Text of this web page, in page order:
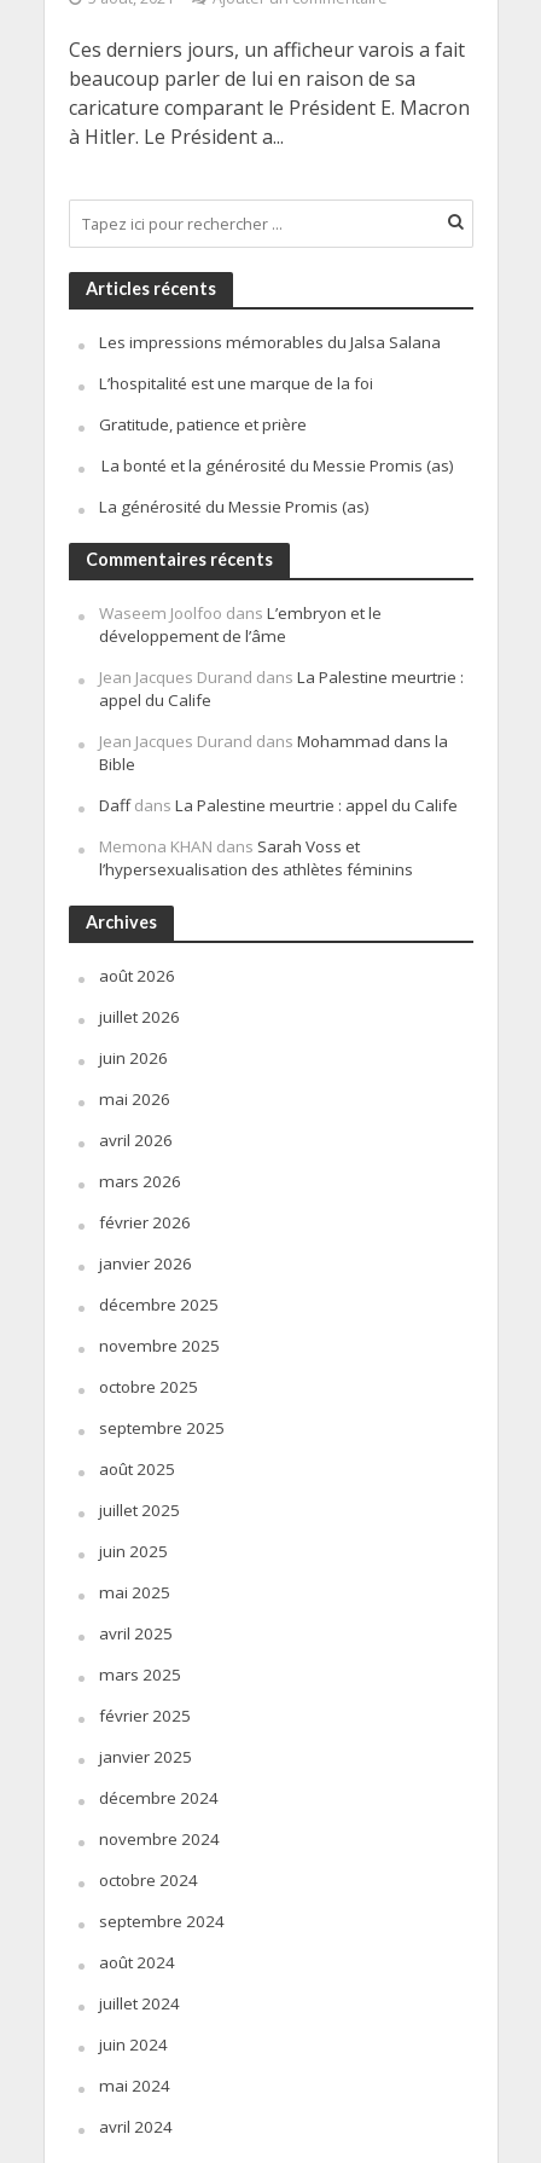
Ces derniers jours, un afficheur varois a fait
beaucoup parler de lui en raison de sa
caricature comparant le Président E. Macron
à Hitler. Le Président a...
Articles récents
Les impressions mémorables du Jalsa Salana
L’hospitalité est une marque de la foi
Gratitude, patience et prière
La bonté et la générosité du Messie Promis (as)
La générosité du Messie Promis (as)
Commentaires récents
Waseem Joolfoo dans L’embryon et le
développement de l’âme
Jean Jacques Durand dans La Palestine meurtrie :
appel du Calife
Jean Jacques Durand dans Mohammad dans la
Bible
Daffdans La Palestine meurtrie : appel du Calife
Memona KHAN dans Sarah Voss et
l’hypersexualisation des athlètes féminins
Archives
août 2026
juillet 2026
juin 2026
mai 2026
avril 2026
mars 2026
février 2026
janvier 2026
décembre 2025
novembre 2025
octobre 2025
septembre 2025
août 2025
juillet 2025
juin 2025
mai 2025
avril 2025
mars 2025
février 2025
janvier 2025
décembre 2024
novembre 2024
octobre 2024
septembre 2024
août 2024
juillet 2024
juin 2024
mai 2024
avril 2024